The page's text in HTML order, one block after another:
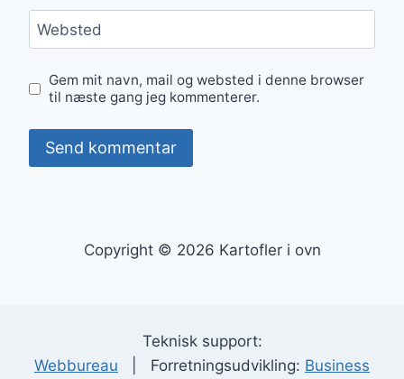
Websted
Gem mit navn, mail og websted i denne browser
til næste gang jeg kommenterer.
Copyright © 2026 Kartofler i ovn
Teknisk support:
Webbureau | Forretningsudvikling: Business